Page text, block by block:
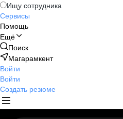
Ищу сотрудника
Сервисы
Помощь
Ещё
Поиск
Магарамкент
Войти
Войти
Создать резюме